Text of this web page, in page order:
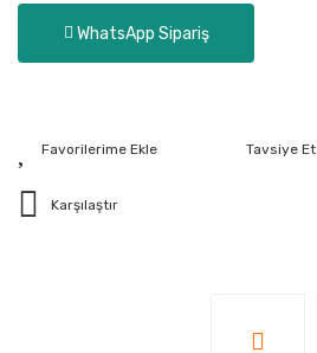
WhatsApp Sipariş
Tavsiye Et
Karşılaştır